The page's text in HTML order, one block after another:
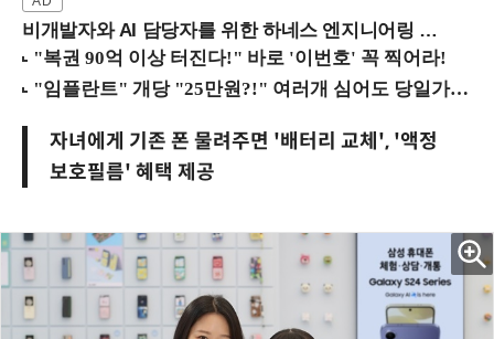
비개발자와 AI 담당자를 위한 하네스 엔지니어링 입문과정 (8/20 신논현역)
자녀에게 기존 폰 물려주면 '배터리 교체', '액정
보호필름' 혜택 제공